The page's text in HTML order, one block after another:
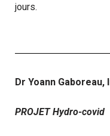
jours.
Dr Yoann
PROJET Hydro-covid